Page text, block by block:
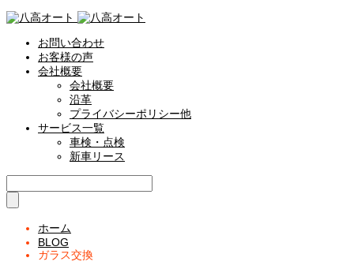
お問い合わせ
お客様の声
会社概要
会社概要
沿革
プライバシーポリシー他
サービス一覧
車検・点検
新車リース
ホーム
BLOG
ガラス交換